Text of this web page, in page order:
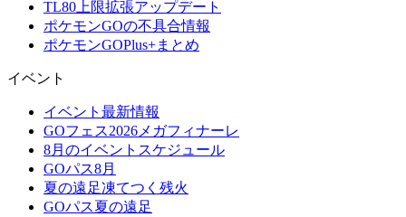
TL80上限拡張アップデート
ポケモンGOの不具合情報
ポケモンGOPlus+まとめ
イベント
イベント最新情報
GOフェス2026メガフィナーレ
8月のイベントスケジュール
GOパス8月
夏の遠足凍てつく残火
GOパス夏の遠足